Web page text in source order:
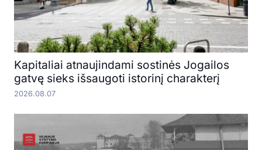
Kapitaliai atnaujindami sostinės Jogailos
gatvę sieks išsaugoti istorinį charakterį
2026.08.07